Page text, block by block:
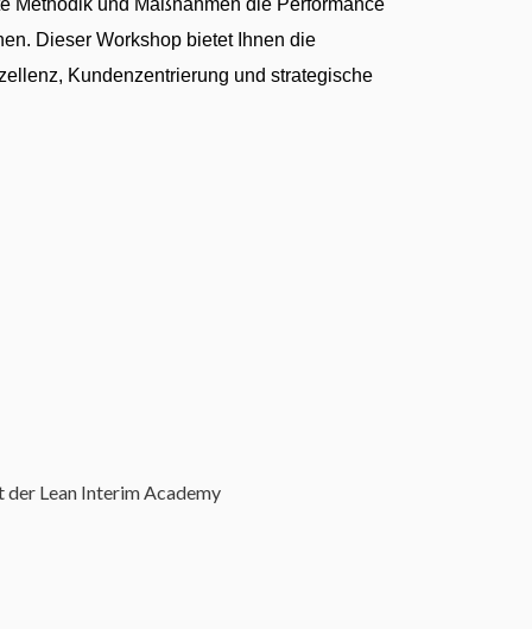
Methodik und Maßnahmen die Performance
Dieser Workshop bietet Ihnen die
Kundenzentrierung und strategische
Lean Interim Academy